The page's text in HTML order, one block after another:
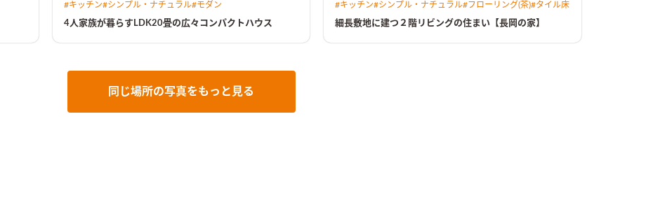
#キッチン#シンプル・ナチュラル#モダン
4人家族が暮らすLDK20畳の広々コンパクトハウス
#キッチン#シンプル・ナチュラル#フローリング(茶)#タイル床
細長敷地に建つ２階リビングの住まい【長岡の家】
同じ場所の写真をもっと見る